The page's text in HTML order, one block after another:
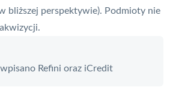
bliższej perspektywie). Podmioty nie
Refini oraz iCredit